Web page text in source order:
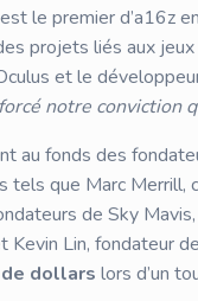
le premier d’a16z
projets liés aux
et le
notre conviction
au fonds des
tels que Marc Merrill,
de Sky
Kevin Lin, fondateur
dollars lors d’un